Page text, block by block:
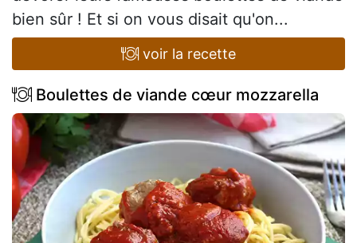
bien sûr ! Et si on vous disait qu'on...
voir la recette
Boulettes de viande cœur mozzarella